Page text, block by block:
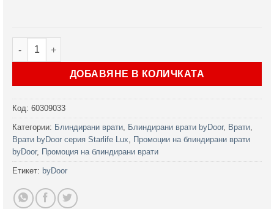
количество за Блиндирана врата Starlife Lux by 901
ДОБАВЯНЕ В КОЛИЧКАТА
Код: 60309033
Категории: Блиндирани врати, Блиндирани врати byDoor, Врати,
Врати byDoor серия Starlife Lux, Промоции на блиндирани врати
byDoor, Промоция на блиндирани врати
Етикет: byDoor